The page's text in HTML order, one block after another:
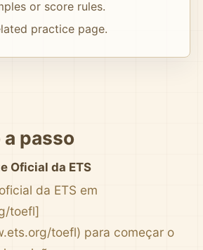
or score rules.
practice page.
a passo
Oficial da ETS
da ETS em
toefl]
toefl) para começar o